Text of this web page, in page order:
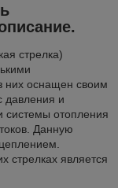
стрелка)
них оснащен своим
давления и
системы отопления
Данную
стрелках является